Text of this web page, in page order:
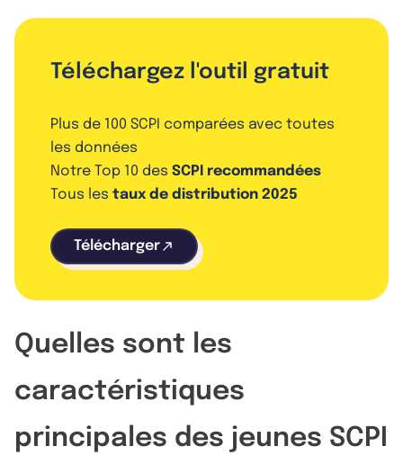
Téléchargez l'outil gratuit
Plus de 100 SCPI comparées avec toutes
les données
Notre Top 10 des SCPI recommandées
Tous les taux de distribution 2025
Télécharger
Quelles sont les
caractéristiques
principales des jeunes SCPI